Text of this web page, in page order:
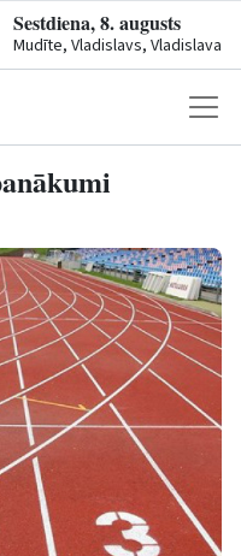
Sestdiena, 8. augusts
Mudīte, Vladislavs, Vladislava